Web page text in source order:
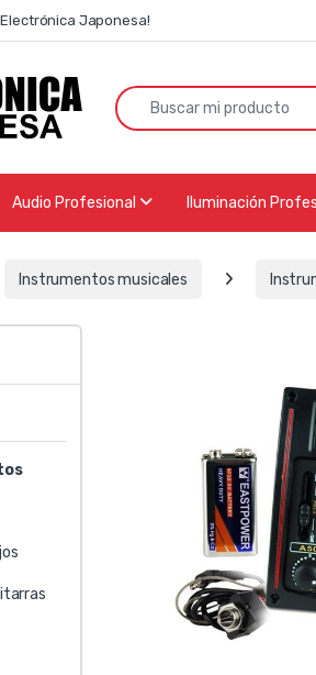
Japonesa!
Search for:
Audio Profesional Iluminación
Instrumentos musicales